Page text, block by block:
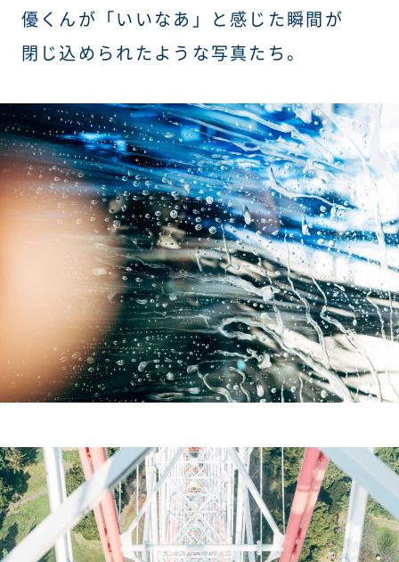
優くんが「いいなあ」と感じた瞬間が
閉じ込められたような写真たち。